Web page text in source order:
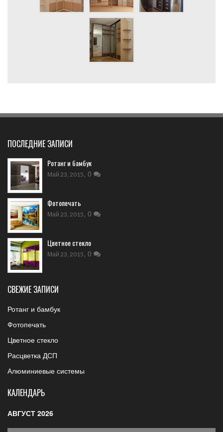
ПОСЛЕДНИЕ ЗАПИСИ
Ротанг и бамбук
Май 23, 2015, 0
Фотопечать
Май 23, 2015, 0
Цветное стекло
Май 23, 2015, 0
СВЕЖИЕ ЗАПИСИ
Ротанг и бамбук
Фотопечать
Цветное стекло
Расцветка ДСП
Алюминиевые системы
КАЛЕНДАРЬ
АВГУСТ 2026